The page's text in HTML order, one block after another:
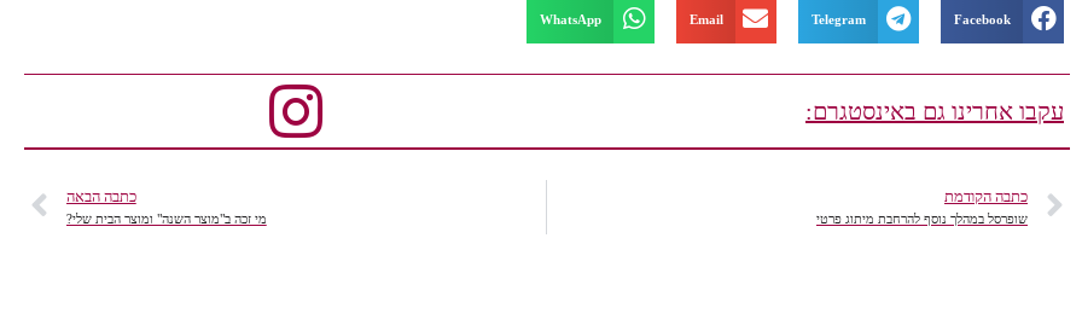
Facebook
Telegram
Email
WhatsApp
עקבו אחרינו גם באינסטגרם:
כתבה הקודמת
שופרסל במהלך נוסף להרחבת מיתוג פרטי
כתבה הבאה
מי זכה ב"מוצר השנה" ומוצר הבית שלי?